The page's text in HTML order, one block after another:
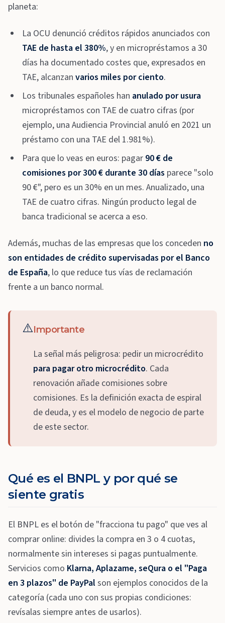
planeta:
La OCU denunció créditos rápidos anunciados con
TAE de hasta el 380%, y en micropréstamos a 30
días ha documentado costes que, expresados en
TAE, alcanzan varios miles por ciento.
Los tribunales españoles han anulado por usura
micropréstamos con TAE de cuatro cifras (por
ejemplo, una Audiencia Provincial anuló en 2021 un
préstamo con una TAE del 1.981%).
Para que lo veas en euros: pagar 90 € de
comisiones por 300 € durante 30 días parece "solo
90 €", pero es un 30% en un mes. Anualizado, una
TAE de cuatro cifras. Ningún producto legal de
banca tradicional se acerca a eso.
Además, muchas de las empresas que los conceden no
son entidades de crédito supervisadas por el Banco
de España, lo que reduce tus vías de reclamación
frente a un banco normal.
⚠️Importante
La señal más peligrosa: pedir un microcrédito
para pagar otro microcrédito. Cada
renovación añade comisiones sobre
comisiones. Es la definición exacta de espiral
de deuda, y es el modelo de negocio de parte
de este sector.
Qué es el BNPL y por qué se
siente gratis
El BNPL es el botón de "fracciona tu pago" que ves al
comprar online: divides la compra en 3 o 4 cuotas,
normalmente sin intereses si pagas puntualmente.
Servicios como Klarna, Aplazame, seQura o el "Paga
en 3 plazos" de PayPal son ejemplos conocidos de la
categoría (cada uno con sus propias condiciones:
revísalas siempre antes de usarlos).